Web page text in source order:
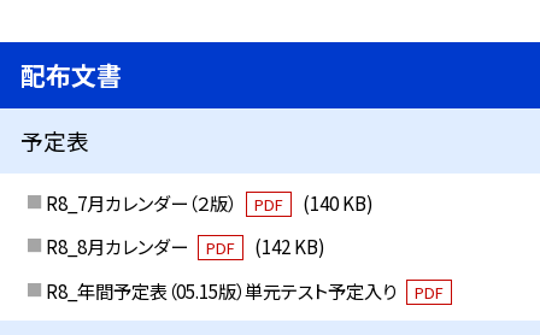
配布文書
予定表
R8_7月カレンダー（２版） PDF
(140 KB)
R8_8月カレンダー
PDF
(142 KB)
R8_年間予定表（05.15版）単元テスト予定入り
PDF